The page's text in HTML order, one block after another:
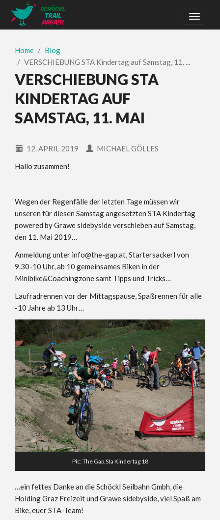
Home
Blog
VERSCHIEBUNG STA Kindertag auf Samstag, 11. ...
VERSCHIEBUNG STA
KINDERTAG AUF
SAMSTAG, 11. MAI
12. APRIL 2019
MICHAEL GÖLLES
Hallo zusammen!
Wegen der Regenfälle der letzten Tage müssen wir
unseren für diesen Samstag angesetzten STA Kindertag
powered by Grawe sidebyside verschieben auf Samstag,
den 11. Mai 2019…
Anmeldung unter info@the-gap.at, Startersackerl von
9.30-10 Uhr, ab 10 gemeinsames Biken in der
Minibike&Coachingzone samt Tipps und Tricks…
Laufradrennen vor der Mittagspause, Spaßrennen für alle
-10 Jahre ab 13 Uhr…
Pic: The Gap,Sta Kindertag 18
…ein fettes Danke an die Schöckl Seilbahn Gmbh, die
Holding Graz Freizeit und Grawe sidebyside, viel Spaß am
Bike, euer STA-Team!